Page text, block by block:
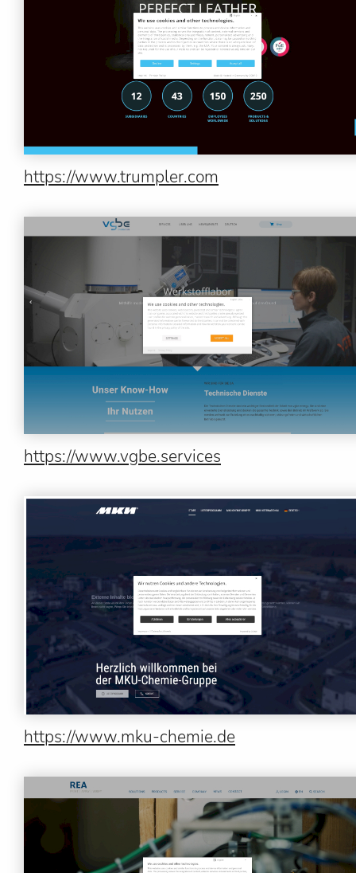
https://www.trumpler.com
https://www.vgbe.services
https://www.mku-chemie.de